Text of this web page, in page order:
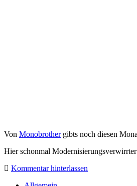
Von Monobrothergibts noch diesen
Hier schonmal
Kommentar hinterlassen